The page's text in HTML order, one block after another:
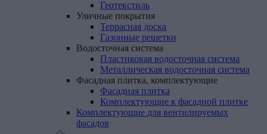
Геотекстиль
Уличные покрытия
Террасная доска
Газонные решетки
Водосточная система
Пластиковая водосточная система
Металлическая водосточная система
Фасадная плитка, комплектующие
Фасадная плитка
Комплектующие к фасадной плитке
Комплектующие для вентилируемых
фасадов